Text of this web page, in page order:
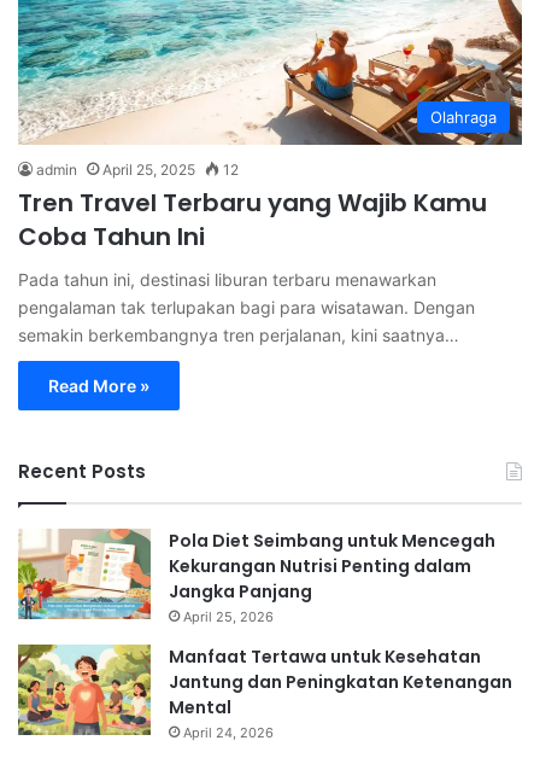
Olahraga
admin April 25, 2025 12
Tren Travel Terbaru yang Wajib Kamu
Coba Tahun Ini
Pada tahun ini, destinasi liburan terbaru menawarkan
pengalaman tak terlupakan bagi para wisatawan. Dengan
semakin berkembangnya tren perjalanan, kini saatnya…
Read More »
Recent Posts
Pola Diet Seimbang untuk Mencegah
Kekurangan Nutrisi Penting dalam
Jangka Panjang
April 25, 2026
Manfaat Tertawa untuk Kesehatan
Jantung dan Peningkatan Ketenangan
Mental
April 24, 2026